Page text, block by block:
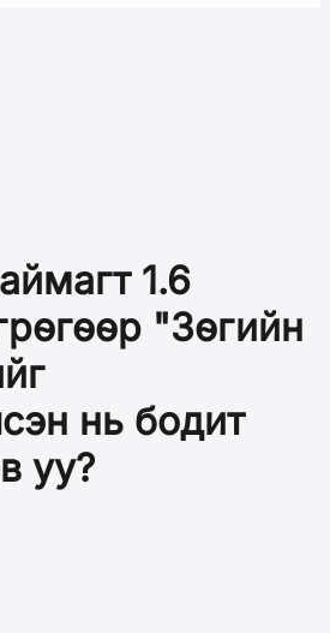
1.6
"Зөгийн
нь бодит
уу?